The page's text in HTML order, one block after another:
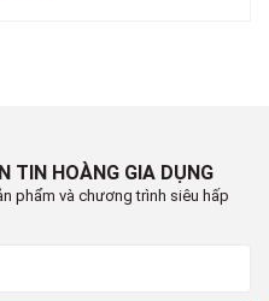
TIN HOÀNG GIA DỤNG
phẩm và chương trình siêu hấp